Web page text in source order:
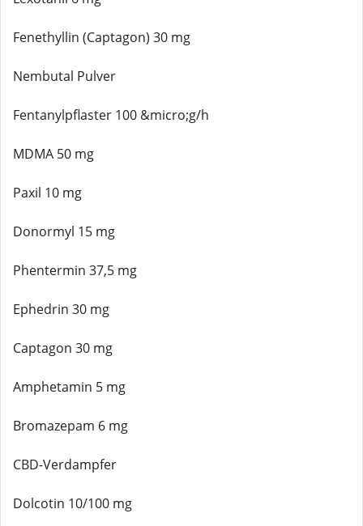
Fenethyllin (Captagon) 30 mg
Nembutal Pulver
Fentanylpflaster 100 &micro;g/h
MDMA 50 mg
Paxil 10 mg
Donormyl 15 mg
Phentermin 37,5 mg
Ephedrin 30 mg
Captagon 30 mg
Amphetamin 5 mg
Bromazepam 6 mg
CBD-Verdampfer
Dolcotin 10/100 mg